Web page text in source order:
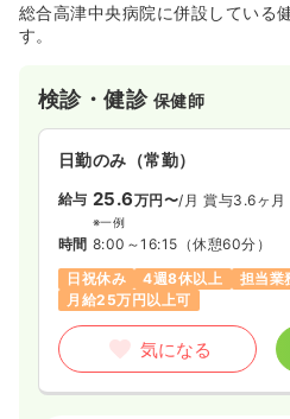
総合高津中央病院に併設している
す。
検診・健診 保健師
日勤のみ（常勤）
給与 25.6万円〜/月 賞与3.6ヶ月
※一例
時間 8:00～16:15 （休憩60分）
日祝休み
4週8休以上 担当業
月給25万円以上可
気になる